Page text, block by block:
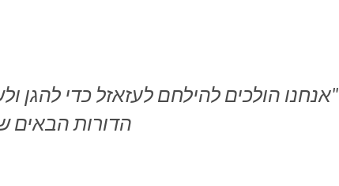
"אנחנו הולכים להילחם לעזאזל כדי להגן
הדורות הבאים